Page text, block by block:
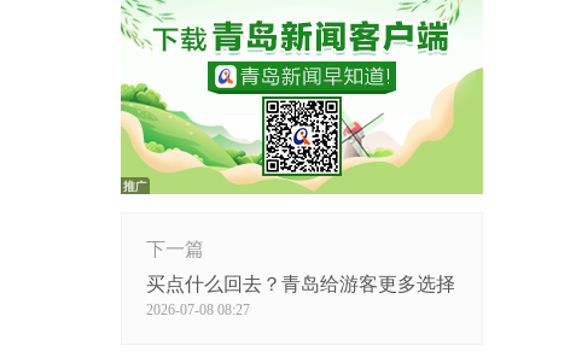
下一篇
买点什么回去？青岛给游客更多选择
2026-07-08 08:27